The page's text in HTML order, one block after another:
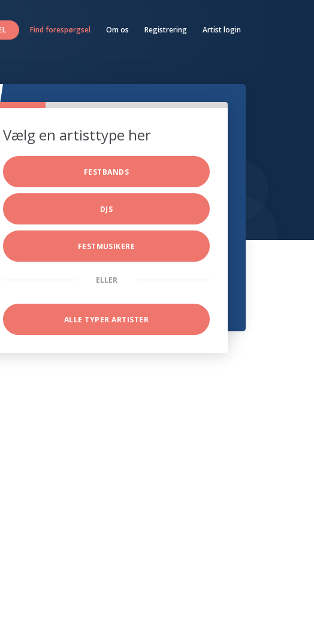
Find forespørgsel Om os Registrering Artist login
Vælg en artisttype her
FESTBANDS
DJS
FESTMUSIKERE
ELLER
ALLE TYPER ARTISTER